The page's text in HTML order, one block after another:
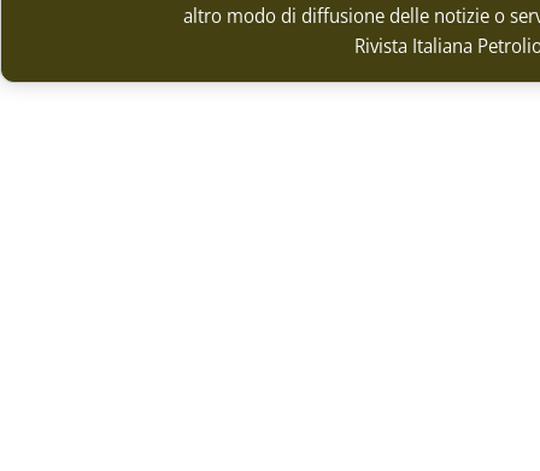
altro modo di diffusione delle notizie o
Rivista Italiana